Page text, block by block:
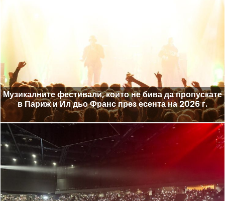
Музикалните фестивали, които не бива да пропускате
в Париж и Ил дьо Франс през есента на 2026 г.